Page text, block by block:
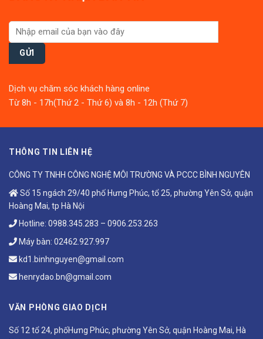
Dịch vụ chăm sóc khách hàng online
Từ 8h - 17h(Thứ 2 - Thứ 6) và 8h - 12h (Thứ 7)
THÔNG TIN LIÊN HỆ
CÔNG TY TNHH CÔNG NGHỆ MÔI TRƯỜNG VÀ PCCC BÌNH NGUYÊN
Số 15 ngách 29/40 phố Hưng Phúc, tổ 25, phường Yên Sở, quận
Hoàng Mai, tp Hà Nội
Hotline: 0988.345.283 – 0906.253.263
Máy bàn: 02462.927.997
kd1.binhnguyen@gmail.com
henrydao.bn@gmail.com
VĂN PHÒNG GIAO DỊCH
Số 12 tổ 24, phốHưng Phúc, phường Yên Sở, quận Hoàng Mai, Hà